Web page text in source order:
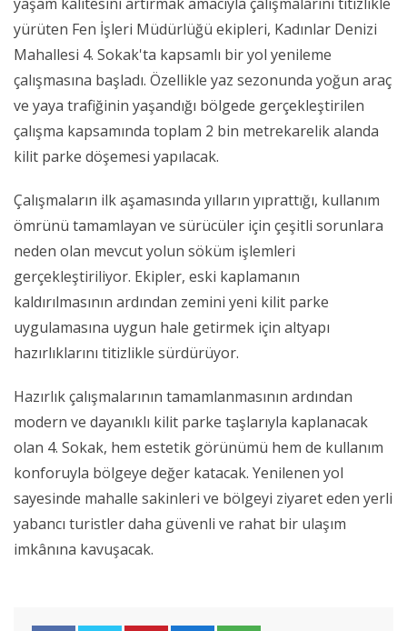
yürüten Fen İşleri Müdürlüğü ekipleri, Kadınlar Denizi
Mahallesi 4. Sokak'ta kapsamlı bir yol yenileme
çalışmasına başladı. Özellikle yaz sezonunda yoğun araç
ve yaya trafiğinin yaşandığı bölgede gerçekleştirilen
çalışma kapsamında toplam 2 bin metrekarelik alanda
kilit parke döşemesi yapılacak.
Çalışmaların ilk aşamasında yılların yıprattığı, kullanım
ömrünü tamamlayan ve sürücüler için çeşitli sorunlara
neden olan mevcut yolun söküm işlemleri
gerçekleştiriliyor. Ekipler, eski kaplamanın
kaldırılmasının ardından zemini yeni kilit parke
uygulamasına uygun hale getirmek için altyapı
hazırlıklarını titizlikle sürdürüyor.
Hazırlık çalışmalarının tamamlanmasının ardından
modern ve dayanıklı kilit parke taşlarıyla kaplanacak
olan 4. Sokak, hem estetik görünümü hem de kullanım
konforuyla bölgeye değer katacak. Yenilenen yol
sayesinde mahalle sakinleri ve bölgeyi ziyaret eden yerli
yabancı turistler daha güvenli ve rahat bir ulaşım
imkânına kavuşacak.